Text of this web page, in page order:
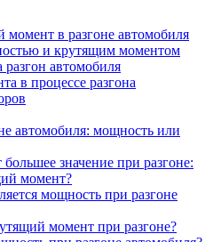
в разгоне автомобиля
и крутящим моментом
автомобиля
в процессе разгона
автомобиля: мощность или
значение при разгоне:
момент?
мощность при разгоне
момент при разгоне?